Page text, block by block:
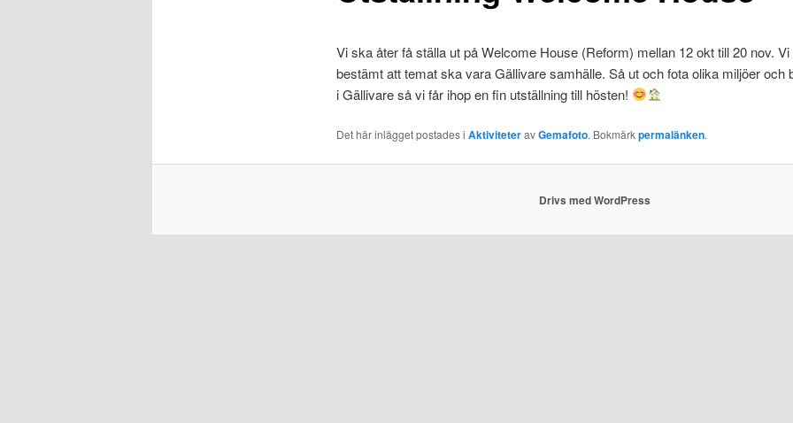
Vi ska åter få ställa ut på Welcome House (Reform) mellan 12 okt till 20 nov. Vi
bestämt att temat ska vara Gällivare samhälle. Så ut och fota olika miljöer och
i Gällivare så vi får ihop en fin utställning till hösten!
Det här inlägget postades i AktiviteteravGemafoto. Bokmärkpermalänken.
Drivs med WordPress